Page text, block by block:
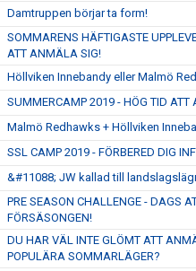
Damtruppen börjar ta form!
SOMMARENS HÄFTIGASTE
ATT ANMÄLA SIG!
Höllviken Innebandy eller Malmö
SUMMERCAMP 2019 - HÖG TID ATT
Malmö Redhawks + Höllviken
SSL CAMP 2019 - FÖRBERED DIG
&#11088; JW kallad till
PRE SEASON CHALLENGE - DAGS
FÖRSÄSONGEN!
DU HAR VÄL INTE GLÖMT ATT
POPULÄRA SOMMARLÄGER?